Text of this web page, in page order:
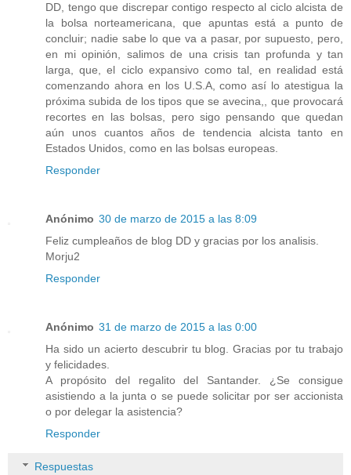
DD, tengo que discrepar contigo respecto al ciclo alcista de
la bolsa norteamericana, que apuntas está a punto de
concluir; nadie sabe lo que va a pasar, por supuesto, pero,
en mi opinión, salimos de una crisis tan profunda y tan
larga, que, el ciclo expansivo como tal, en realidad está
comenzando ahora en los U.S.A, como así lo atestigua la
próxima subida de los tipos que se avecina,, que provocará
recortes en las bolsas, pero sigo pensando que quedan
aún unos cuantos años de tendencia alcista tanto en
Estados Unidos, como en las bolsas europeas.
Responder
Anónimo 30 de marzo de 2015 a las 8:09
Feliz cumpleaños de blog DD y gracias por los analisis.
Morju2
Responder
Anónimo 31 de marzo de 2015 a las 0:00
Ha sido un acierto descubrir tu blog. Gracias por tu trabajo
y felicidades.
A propósito del regalito del Santander. ¿Se consigue
asistiendo a la junta o se puede solicitar por ser accionista
o por delegar la asistencia?
Responder
Respuestas